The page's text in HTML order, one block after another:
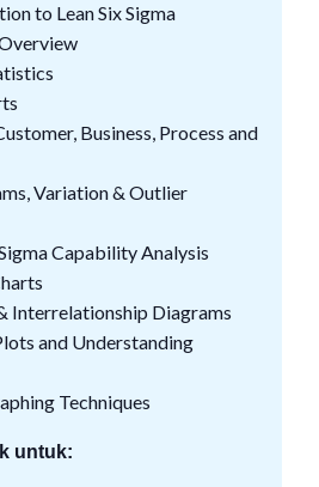
to Lean Six Sigma
Business, Process and
Variation & Outlier
Capability Analysis
Interrelationship Diagrams
and Understanding
Techniques
untuk: